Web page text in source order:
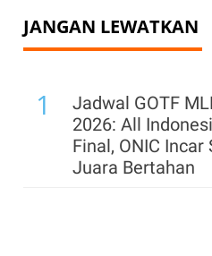
5
Cadangan Devisa
Diproyeksi di
Miliar di Akhir
JANGAN LEWATKAN
1
Jadwal GOTF
2026: All
Final, ONIC Incar
Juara Bertahan